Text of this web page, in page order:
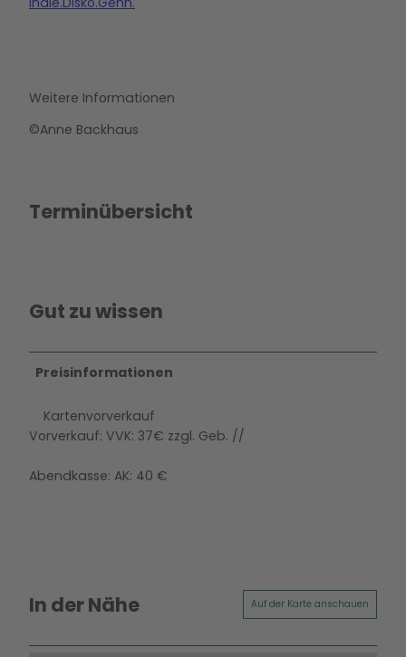
Weitere Informationen
©Anne Backhaus
Terminübersicht
Gut zu wissen
Preisinformationen
Kartenvorverkauf
Vorverkauf: VVK: 37€ zzgl. Geb. //
Abendkasse: AK: 40 €
In der Nähe Auf der Karte anschauen